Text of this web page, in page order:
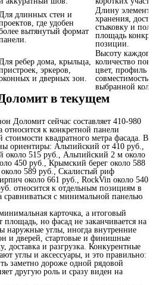
длинных стен и
где удобен
вытянутый формат
Длину
хранения,
стыковку и
площадь
позиции.
ребер дома, крыльца,
эркеров,
и дверных зон.
Высоту каждого
количество
цвет, профиль и
совместимость с
выбранной
в текущем
Доломит сейчас составляет 410-980
к конкретной панели
квадратного метра фасада. В
ориентиры: Альпийский от 410 руб.,
515 руб., Альпийский 2 м около
450 руб., Крымский берег около 588
589 руб., Скалистый риф
около 661 руб., RockVin около 540
относится к отдельным позициям в
с минимальной панелью
карточка, а итоговый
площадь, но фасад не заканчивается на
наружные углы, иногда внутренние
и дверей, стартовые и финишные
доставка и разгрузка. Конкурентные
углы и аксессуары, и это правильно:
заметно дороже одной рядовой
другую роль и сразу виден на